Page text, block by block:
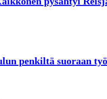
penkiltä suoraan